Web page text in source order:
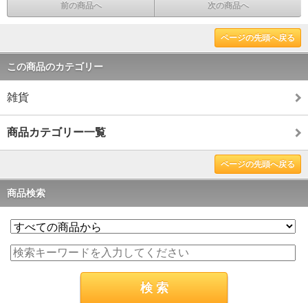
前の商品へ 次の商品へ
ページの先頭へ戻る
この商品のカテゴリー
雑貨
商品カテゴリー一覧
ページの先頭へ戻る
商品検索